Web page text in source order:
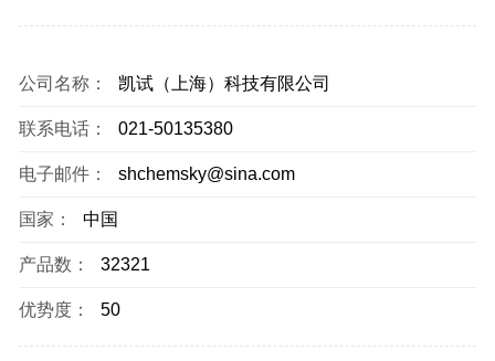
公司名称： 凯试（上海）科技有限公司
联系电话： 021-50135380
电子邮件： shchemsky@sina.com
国家： 中国
产品数： 32321
优势度： 50